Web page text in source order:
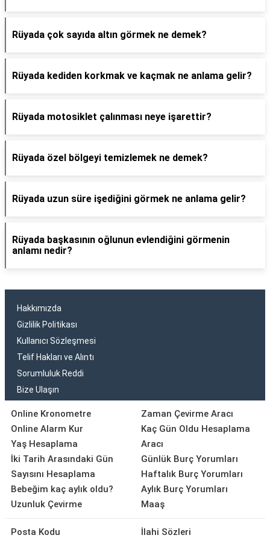
Rüyada çok sayıda altın görmek ne demek?
Rüyada kediden korkmak ve kaçmak ne anlama gelir?
Rüyada motosiklet çalınması neye işarettir?
Rüyada özel bölgeyi temizlemek ne demek?
Rüyada uzun süre işediğini görmek ne anlama gelir?
Rüyada başkasının oğlunun evlendiğini görmenin
anlamı nedir?
Hakkımızda
Gizlilik Politikası
Kullanıcı Sözleşmesi
Telif Hakları ve Alıntı
Sorumluluk Reddi
Bize Ulaşın
Online Kronometre
Online Alarm Kur
Yaş Hesaplama
İki Tarih Arasındaki Gün
Sayısını Hesaplama
Bebeğim kaç aylık oldu?
Uzunluk Çevirme
Zaman Çevirme Aracı
Kaç Gün Oldu Hesaplama
Aracı
Günlük Burç Yorumları
Haftalık Burç Yorumları
Aylık Burç Yorumları
Maaş
Posta Kodu
İlahi Sözleri